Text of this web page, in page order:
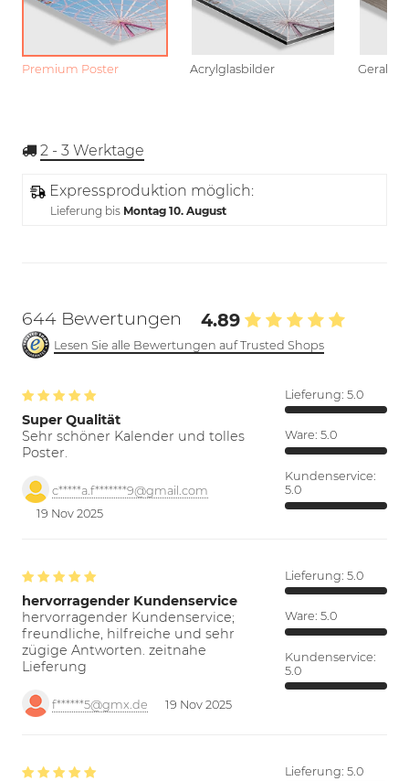
Premium Poster Acrylglasbilder
2 - 3 Werktage
Expressproduktion möglich:
Lieferung bis Montag 10. August
644 Bewertungen 4.89
Lesen Sie alle Bewertungen auf Trusted Shops
Super Qualität
Sehr schöner Kalender und tolles
Poster.
c*****a.f*******9@gmail.com
19 Nov 2025
Lieferung: 5.0
Ware: 5.0
Kundenservice:
5.0
hervorragender Kundenservice
hervorragender Kundenservice;
freundliche, hilfreiche und sehr
zügige Antworten. zeitnahe
Lieferung
f******5@gmx.de 19 Nov 2025
Lieferung: 5.0
Ware: 5.0
Kundenservice:
5.0
Lieferung: 5.0